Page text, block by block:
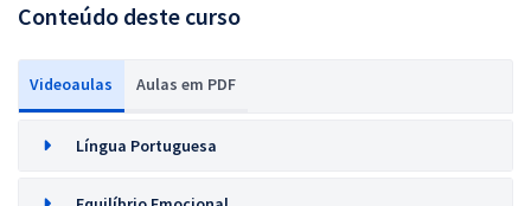
Conteúdo deste curso
Videoaulas Aulas em PDF
Língua Portuguesa